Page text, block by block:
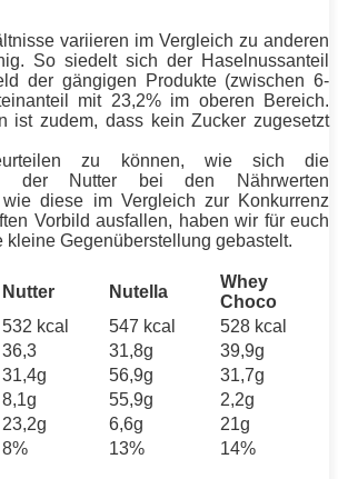
variieren im Vergleich zu anderen
So siedelt sich der Haselnussanteil
der gängigen Produkte (zwischen 6-
mit 23,2% im oberen Bereich.
ist zudem, dass kein Zucker zugesetzt
zu können, wie sich die
der Nutter bei den Nährwerten
diese im Vergleich zur Konkurrenz
Vorbild ausfallen, haben wir für euch
kleine Gegenüberstellung gebastelt.
Nutter Nutella
Whey
Choco
532 kcal 547 kcal
528 kcal
36,3 31,8g
39,9g
31,4g 56,9g
31,7g
8,1g 55,9g
2,2g
23,2g 6,6g
21g
8% 13% 14%